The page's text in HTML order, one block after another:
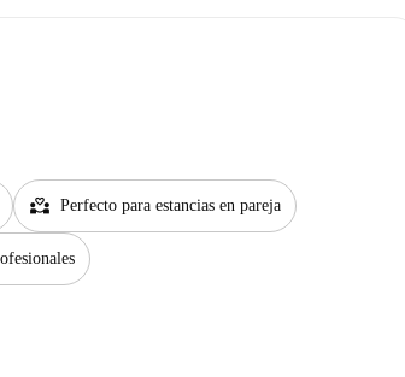
partner_heart Perfecto para estancias en pareja